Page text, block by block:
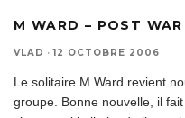
M WARD – POST WAR
VLAD · 12 OCTOBRE 2006
Le solitaire M Ward revient
groupe. Bonne nouvelle, il